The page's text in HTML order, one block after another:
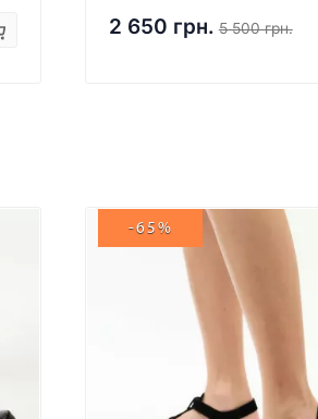
2 650 грн. 5 500 грн.
-65%